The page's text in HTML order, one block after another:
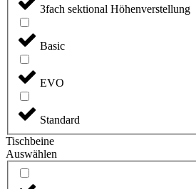
3fach sektional Höhenverstellung
Basic
EVO
Standard
Tischbeine
Auswählen